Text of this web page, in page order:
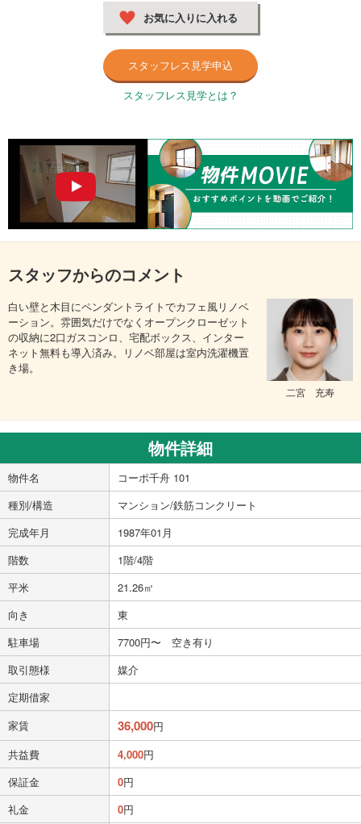
お気に入りに入れる
スタッフレス見学申込
スタッフレス見学とは？
スタッフからのコメント
二宮 充寿
白い壁と木目にペンダントライトでカフェ風リノベ
ーション。雰囲気だけでなくオープンクローゼット
の収納に2口ガスコンロ、宅配ボックス、インター
ネット無料も導入済み。リノベ部屋は室内洗濯機置
き場。
物件詳細
物件名
コーポ千舟 101
種別/構造
マンション/鉄筋コンクリート
完成年月
1987年01月
階数
1階/4階
平米
21.26㎡
向き
東
駐車場
7700円〜 空き有り
取引態様
媒介
定期借家
家賃
36,000円
共益費
4,000円
保証金
0円
礼金
0円